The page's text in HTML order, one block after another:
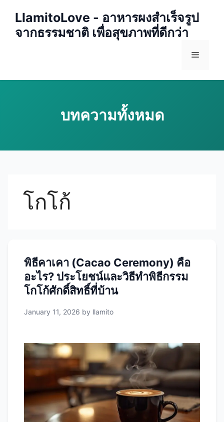
content
LlamitoLove - อาหารผงสำเร็จรูป
จากธรรมชาติ เพื่อสุขภาพที่ดีกว่า
Menu
โกโก้
พิธีคาเคา (Cacao Ceremony) คือ
อะไร? ประโยชน์และวิธีทำพิธีกรรม
โกโก้ศักดิ์สิทธิ์ที่บ้าน
January 11, 2026 by llamito